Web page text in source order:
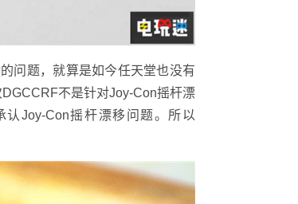
问题，就算是如今任天堂也没有
不是针对Joy-Con摇杆漂
Joy-Con摇杆漂移问题。所以